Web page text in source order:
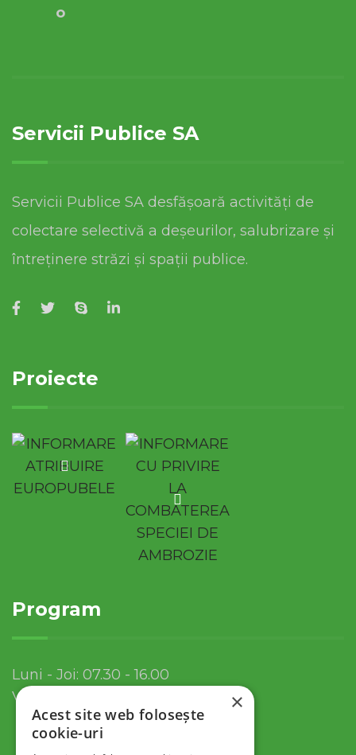
o
Servicii Publice SA
Servicii Publice SA desfășoară activități de
colectare selectivă a deșeurilor, salubrizare și
întreținere străzi și spații publice.
Proiecte
Program
Luni - Joi: 07.30 - 16.00
Vineri: 07.30 - 13.30
×
Acest site web folosește
cookie-uri